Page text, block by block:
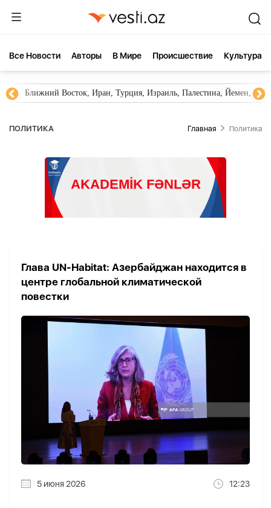
Все Новости Aвторы В Мире Происшествие Культура
Ближний Восток, Иран, Турция, Израиль, Палестина, Йемен,
ПОЛИТИКА Главная Политика
Глава UN-Habitat: Азербайджан находится в
центре глобальной климатической
повестки
5 июня 2026 12:23